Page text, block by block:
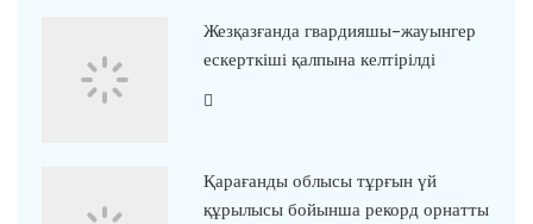
Жезқазғанда гвардияшы-жауынгер
ескерткіші қалпына келтірілді
Қарағанды облысы тұрғын үй
құрылысы бойынша рекорд орнатты